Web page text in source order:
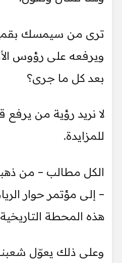
ترى من سيمسك
ويرفعه على رؤوس
بعد كل ما جرى؟
لا نريد رؤية من
للمزايدة.
الكل مطالب – من
– إلى مؤتمر حوار
هذه المحطة
وعلى ذلك يعوّل